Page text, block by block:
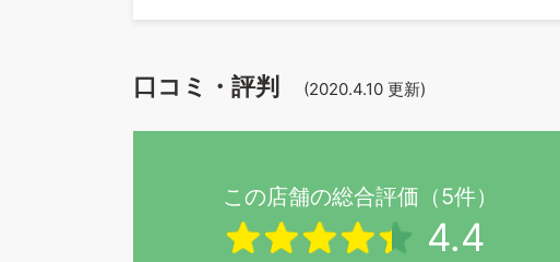
口コミ・評判 (2020.4.10 更新)
この店舗の総合評価（5件）
4.4